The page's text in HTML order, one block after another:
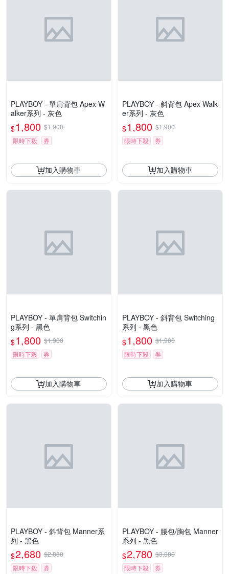
PLAYBOY - 單肩背包 Apex W
alker系列 - 灰色
$1,800 $1,900
限時下殺
券
加入購物車
PLAYBOY - 斜背包 Apex Walk
er系列 - 灰色
$1,800 $1,900
限時下殺
券
加入購物車
PLAYBOY - 單肩背包 Switchin
g系列 - 黑色
$1,800 $1,900
限時下殺
券
加入購物車
PLAYBOY - 斜背包 Switching
系列 - 黑色
$1,800 $1,900
限時下殺
券
加入購物車
PLAYBOY - 斜背包 Manner系
列 - 黑色
$2,680 $2,880
限時下殺
券
PLAYBOY - 腰包/胸包 Manner
系列 - 黑色
$2,780 $3,080
限時下殺
券